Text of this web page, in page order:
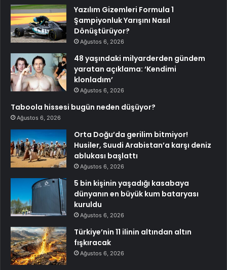
Yazılım Gizemleri Formula 1
Şampiyonluk Yarışını Nasıl
Dönüştürüyor?
Ağustos 6, 2026
48 yaşındaki milyarderden gündem
yaratan açıklama: ‘Kendimi
klonladım’
Ağustos 6, 2026
Taboola hissesi bugün neden düşüyor?
Ağustos 6, 2026
Orta Doğu’da gerilim bitmiyor!
Husiler, Suudi Arabistan’a karşı deniz
ablukası başlattı
Ağustos 6, 2026
5 bin kişinin yaşadığı kasabaya
dünyanın en büyük kum bataryası
kuruldu
Ağustos 6, 2026
Türkiye’nin 11 ilinin altından altın
fışkıracak
Ağustos 6, 2026